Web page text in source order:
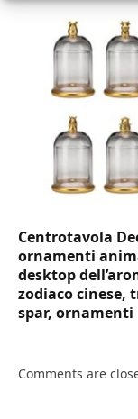
Centrotavola
ornamenti
desktop
zodiaco cinese,
spar, ornamenti
Comments are